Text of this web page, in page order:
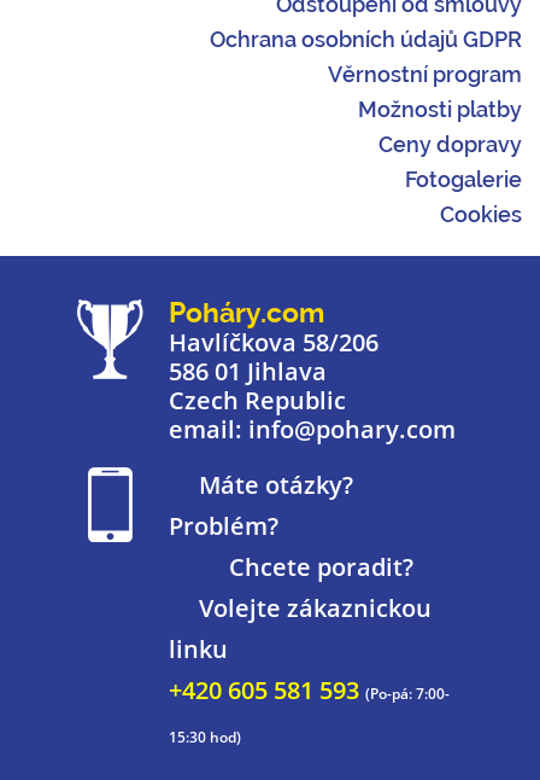
Ochrana osobních údajů GDPR
Věrnostní program
Možnosti platby
Ceny dopravy
Fotogalerie
Cookies
Poháry.com
Havlíčkova 58/206
586 01 Jihlava
Czech Republic
email: info@pohary.com
Máte otázky?
Problém?
Chcete poradit?
Volejte zákaznickou
linku
+420 605 581 593 (Po-pá: 7:00-
15:30 hod)